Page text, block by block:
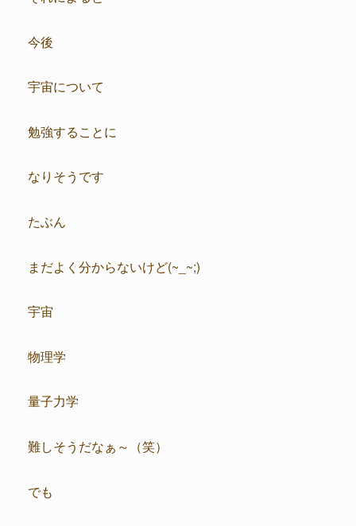
今後
宇宙について
勉強することに
なりそうです
たぶん
まだよく分からないけど(~_~;)
宇宙
物理学
量子力学
難しそうだなぁ～（笑）
でも